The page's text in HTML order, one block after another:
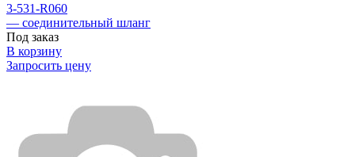
3-531-R060
— соединительный шланг
Под заказ
В корзину
Запросить цену